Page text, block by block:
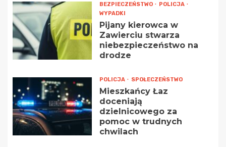
BEZPIECZEŃSTWO
POLICJA
WYPADKI
Pijany kierowca w
Zawierciu stwarza
niebezpieczeństwo na
drodze
POLICJA SPOŁECZEŃSTWO
Mieszkańcy Łaz
doceniają
dzielnicowego za
pomoc w trudnych
chwilach